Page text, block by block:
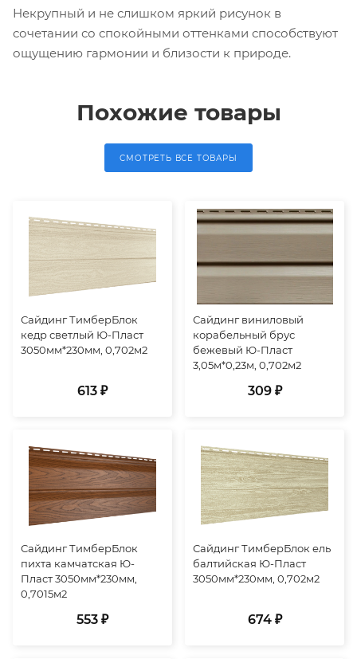
Некрупный и не слишком яркий рисунок в
сочетании со спокойными оттенками способствуют
ощущению гармонии и близости к природе.
Похожие товары
СМОТРЕТЬ ВСЕ ТОВАРЫ
Сайдинг ТимберБлок
кедр светлый Ю-Пласт
3050мм*230мм, 0,702м2
613 ₽
Сайдинг виниловый
корабельный брус
бежевый Ю-Пласт
3,05м*0,23м, 0,702м2
309 ₽
Сайдинг ТимберБлок
пихта камчатская Ю-
Пласт 3050мм*230мм,
0,7015м2
553 ₽
Сайдинг ТимберБлок ель
балтийская Ю-Пласт
3050мм*230мм, 0,702м2
674 ₽